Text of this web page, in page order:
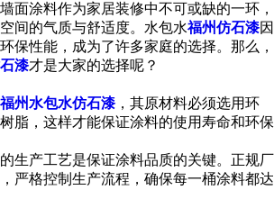
面涂料作为家居装修中不可或缺的一环，
间的气质与舒适度。水包水福州仿石漆因
保性能，成为了许多家庭的选择。那么，
漆才是大家的选择呢？
福州水包水仿石漆 ，其原材料必须选用环
脂，这样才能保证涂料的使用寿命和环保
产工艺是保证涂料品质的关键。正规厂
严格控制生产流程，确保每一桶涂料都达